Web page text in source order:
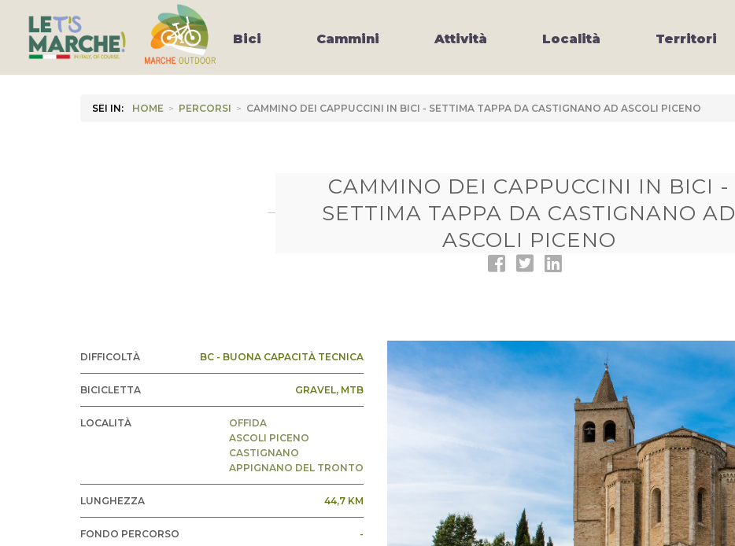
Bici Cammini Attività Località Territori
SEI IN: HOME > PERCORSI > CAMMINO DEI CAPPUCCINI IN BICI - SETTIMA TAPPA DA CASTIGNANO AD ASCOLI PICENO
CAMMINO DEI CAPPUCCINI IN BICI -
SETTIMA TAPPA DA CASTIGNANO AD
ASCOLI PICENO
DIFFICOLTÀ BC - BUONA CAPACITÀ TECNICA
BICICLETTA , MTB
GRAVEL
LOCALITÀ
OFFIDA
ASCOLI PICENO
CASTIGNANO
APPIGNANO DEL TRONTO
LUNGHEZZA 44,7 KM
FONDO PERCORSO -